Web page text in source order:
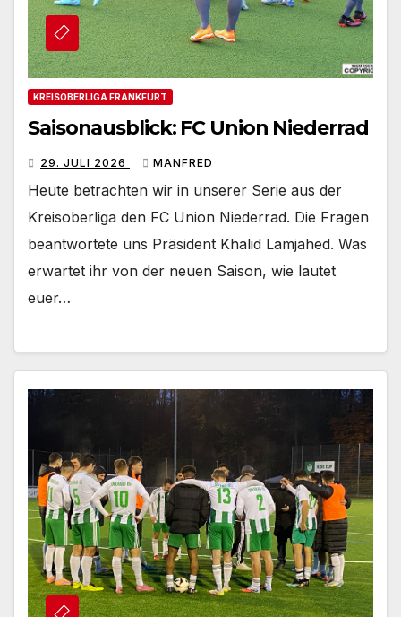
KREISOBERLIGA FRANKFURT
Saisonausblick: FC Union Niederrad
29. JULI 2026 MANFRED
Heute betrachten wir in unserer Serie aus der
Kreisoberliga den FC Union Niederrad. Die Fragen
beantwortete uns Präsident Khalid Lamjahed. Was
erwartet ihr von der neuen Saison, wie lautet
euer…